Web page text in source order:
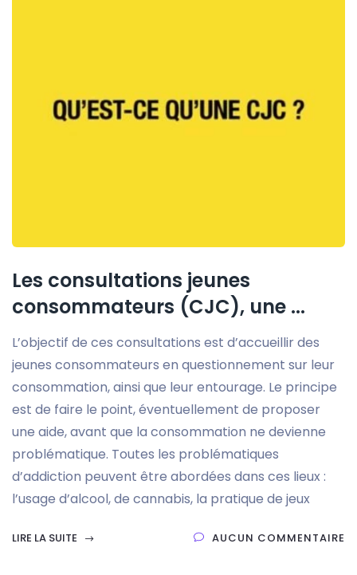
Les consultations jeunes
consommateurs (CJC), une ...
L’objectif de ces consultations est d’accueillir des
jeunes consommateurs en questionnement sur leur
consommation, ainsi que leur entourage. Le principe
est de faire le point, éventuellement de proposer
une aide, avant que la consommation ne devienne
problématique. Toutes les problématiques
d’addiction peuvent être abordées dans ces lieux :
l’usage d’alcool, de cannabis, la pratique de jeux
LIRE LA SUITE AUCUN COMMENTAIRE